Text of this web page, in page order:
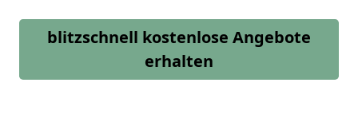
blitzschnell kostenlose Angebote
erhalten